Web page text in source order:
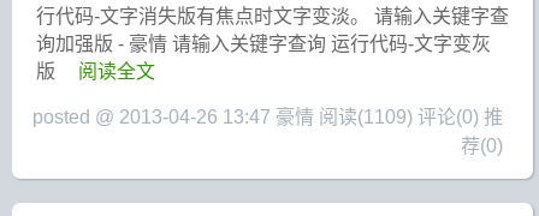
行代码-文字消失版有焦点时文字变淡。 请输入关键字查
询加强版 - 豪情 请输入关键字查询 运行代码-文字变灰
版
阅读全文
posted @ 2013-04-26 13:47 豪情 阅读(1109) 评论(0) 推
荐(0)